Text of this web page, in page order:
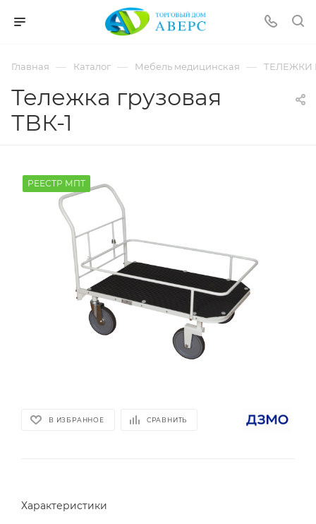
Главная — Каталог — Мебель медицинская — ТЕЛЕЖКИ
Тележка грузовая
ТВК-1
РЕЕСТР МПТ
В ИЗБРАННОЕ СРАВНИТЬ
Характеристики
pornspider.info
xnxx